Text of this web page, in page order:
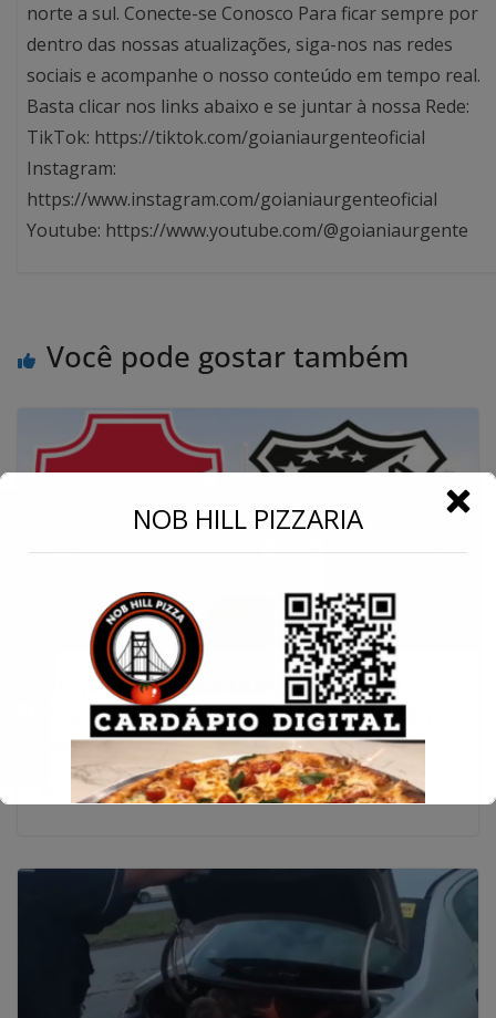
norte a sul. Conecte-se Conosco Para ficar sempre por
dentro das nossas atualizações, siga-nos nas redes
sociais e acompanhe o nosso conteúdo em tempo real.
Basta clicar nos links abaixo e se juntar à nossa Rede:
TikTok: https://tiktok.com/goianiaurgenteoficial
Instagram:
https://www.instagram.com/goianiaurgenteoficial
Youtube: https://www.youtube.com/@goianiaurgente
Você pode gostar também
Vila Nova e Ceará: Duelo Decisivo e
Projeções para o Futuro no Brasileirão
Série B
18 de novembro de 2023
NOB HILL PIZZARIA